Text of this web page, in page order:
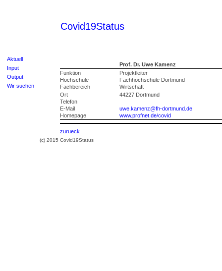
Covid19Status
Aktuell
Input
Output
Wir suchen
Prof. Dr. Uwe Kamenz
Funktion
Projektleiter
Hochschule
Fachhochschule Dortmund
Fachbereich
Wirtschaft
Ort
44227 Dortmund
Telefon
E-Mail
uwe.kamenz@fh-dortmund.de
Homepage
www.profnet.de/covid
zurueck
(c) 2015 Covid19Status